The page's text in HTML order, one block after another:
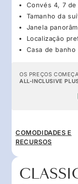
Convés 4, 7 de
Tamanho da
Janela
Localização
Casa de
OS PREÇOS
ALL-INCLUSIVE
COMODIDADES E
RECURSOS